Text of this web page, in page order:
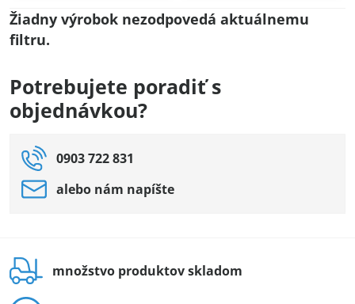
Potrebujete poradiť s
objednávkou?
0903 722 831
alebo nám napíšte
množstvo produktov skladom